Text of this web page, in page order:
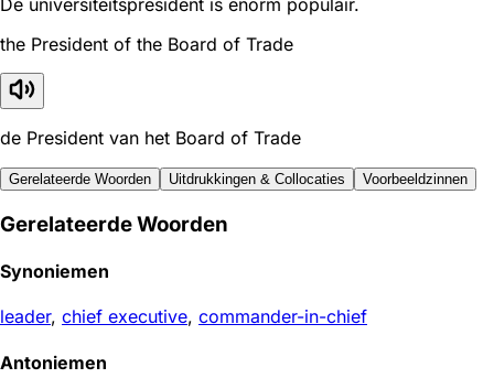
De universiteitspresident is enorm populair.
the President of the Board of Trade
de President van het Board of Trade
Gerelateerde Woorden Uitdrukkingen & Collocaties Voorbeeldzinnen
Gerelateerde Woorden
Synoniemen
leader, chief executive, commander-in-chief
Antoniemen